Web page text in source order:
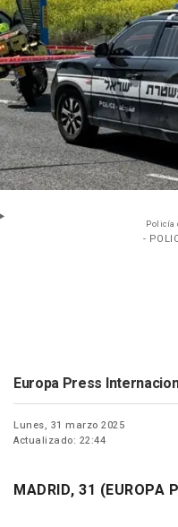
Policía
-
Europa Press
Lunes, 31 marzo 2025
Actualizado: 22:44
MADRID, 31 (EUROPA